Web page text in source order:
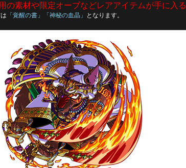
の素材や限定オーブなどレアアイテムが手に入る
「覚醒の書」「神秘の血晶」 となります。